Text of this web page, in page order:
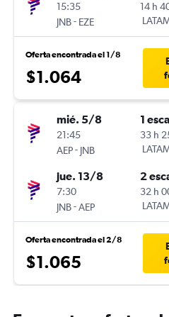
15:35
JNB- EZE
14 h
Oferta encontrada el 1/8
$1.064
mié. 5/8
21:45
AEP- JNB
1
33 h
jue. 13/8
7:30
JNB-AEP
2
32 h
Oferta encontrada el 2/8
$1.065